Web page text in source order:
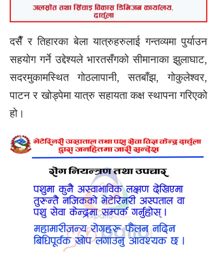
दसैँ र तिहारका बेला यात्रुहरुलाई गन्तव्यमा पुर्याउन
सहयोग गर्ने उद्देश्यले भारतसँगको सीमानाका झुलाघाट,
सदरमुकामस्थित गोठलापानी, सतबाँझ, गोकुलेश्वर,
पाटन र खोड्पेमा यात्रु सहायता कक्ष स्थापना गरिएको
हो।